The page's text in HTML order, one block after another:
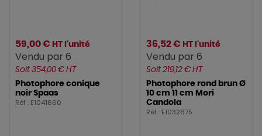
59,00 € HT l'unité
Vendu par 6
Soit 354,00 € HT
Photophore conique
noir Spaas
Réf : E1041660
36,52 € HT l'unité
Vendu par 6
Soit 219,12 € HT
Photophore rond brun Ø
10 cm 11 cm Mori
Candola
Réf : E1032675